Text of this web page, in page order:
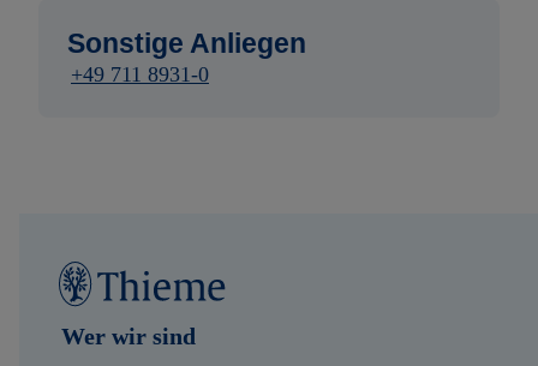
Sonstige Anliegen
+49 711 8931-0
Wer wir sind